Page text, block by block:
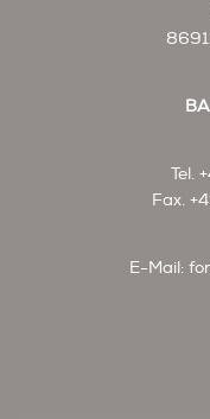
Tel.
Fax.
E-Mail: